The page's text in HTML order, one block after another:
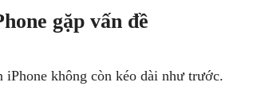
gặp vấn đề
không còn kéo dài như trước.